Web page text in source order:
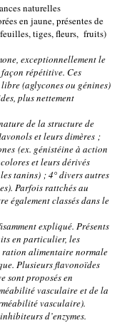
naturelles
en jaune, présentes de
tiges, fleurs, fruits)
exceptionnellement le
répétitive. Ces
(aglycones ou génines)
plus nettement
de la structure de
et leurs dimères ;
(ex. génistéine à action
et leurs dérivés
tanins) ; 4° divers autres
Parfois rattchés au
également classés dans le
expliqué. Présents
en particulier, les
ration alimentaire normale
Plusieurs flavonoïdes
sont proposés en
vasculaire et de la
vasculaire).
d’enzymes.